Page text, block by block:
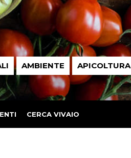
AMBIENTE APICOLTURA
CERCA VIVAIO